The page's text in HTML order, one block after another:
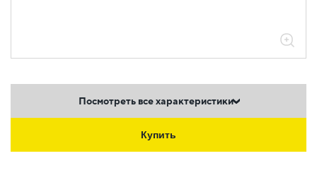
Посмотреть все характеристики
Купить